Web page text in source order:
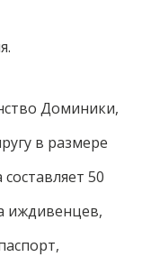
Доминики,
в размере
50
иждивенцев,